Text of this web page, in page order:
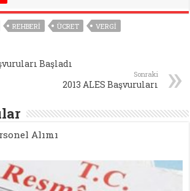
REHBERI ÜCRET VERGI
Başladı
Sonraki
2013 ALES Başvuruları
Alımı